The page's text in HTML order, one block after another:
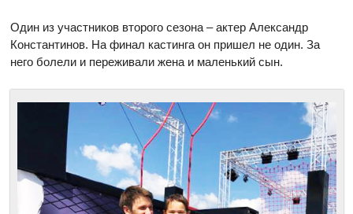
Один из участников второго сезона – актер Александр
Константинов. На финал кастинга он пришел не один. За
него болели и переживали жена и маленький сын.